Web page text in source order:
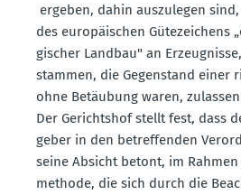
ergeben, dahin auszu­legen
des europäi­schen
gi­scher Landbau" an
stammen, die Gegen­stand einer
ohne Betäubung waren,
Der Gerichtshof stellt fest, dass
geber in den betref­fenden
seine Absicht betont, im
me­thode, die sich durch die